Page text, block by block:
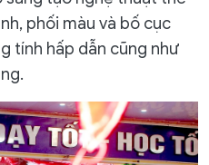
phối màu và bố cục
tính hấp dẫn cũng như